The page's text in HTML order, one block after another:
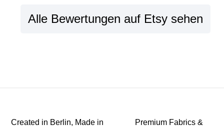
Alle Bewertungen auf Etsy sehen
Created in Berlin, Made in
Premium Fabrics &